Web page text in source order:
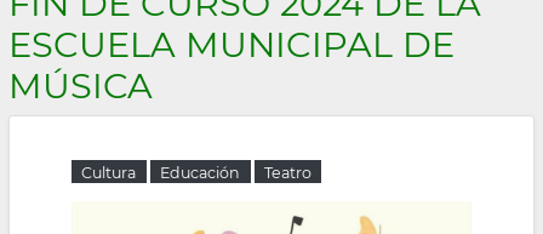
a
la
navegación
ESCUELA MUNICIPAL DE
MÚSICA
Cultura Educación Teatro